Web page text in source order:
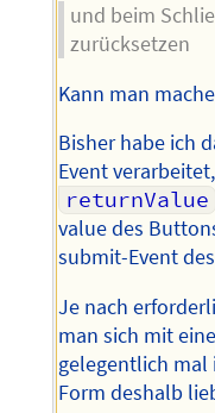
und beim
zurücksetzen
Kann man
Bisher habe ich
Event
returnValue
value des
submit-Event
Je nach
man sich mit
gelegentlich mal
Form deshalb